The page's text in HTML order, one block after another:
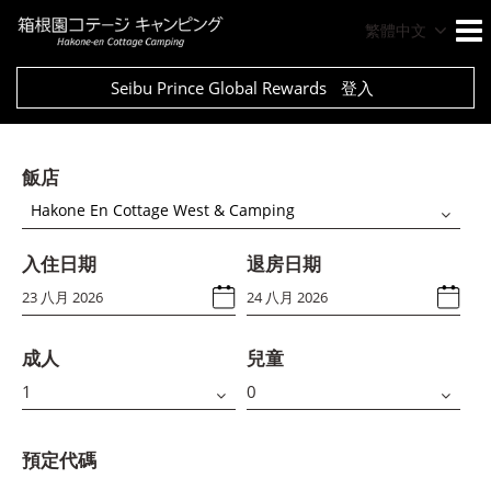
繁體中文
Seibu Prince Global Rewards 登入
飯店
Hakone En Cottage West & Camping
入住日期 退房日期
成人 兒童
預定代碼